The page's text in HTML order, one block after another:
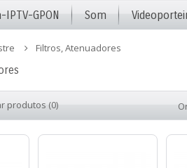
IPTV-GPON Som
Filtros, Atenuadores
produtos (0)